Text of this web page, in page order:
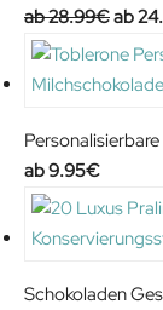
28.99€
price
was:
9.95€
Schokoladen